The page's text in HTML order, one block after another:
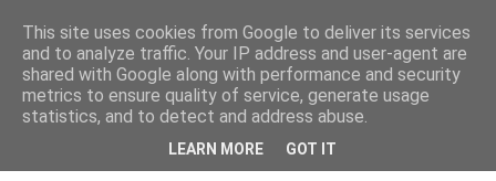
This site uses cookies from Google to deliver its services
and to analyze traffic. Your IP address and user-agent are
shared with Google along with performance and security
metrics to ensure quality of service, generate usage
statistics, and to detect and address abuse.
LEARN MORE GOT IT